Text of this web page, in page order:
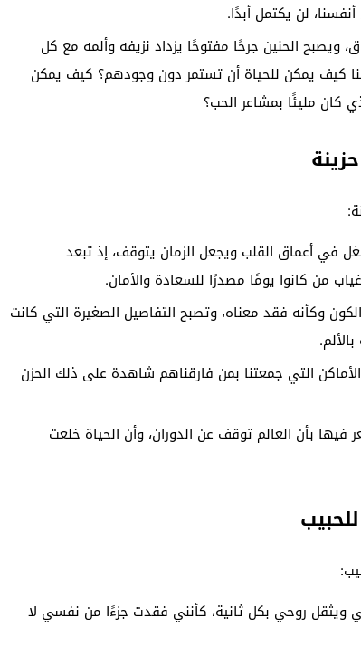
لن يكتمل أبدًا.
ويصبح الحنين جرحًا مفتوحًا يزداد نزيفه وألمه مع كل
كيف يمكن للحياة أن تستمر دون وجودهم؟ كيف يمكن
كان مليئًا بمشاعر الحب؟
في أعماق القلب ويجعل الزمان يتوقف، إذ تبعد
من كانوا يومًا مصدرًا للسعادة والأمان.
وكأنه فقد معناه، وتصبح التفاصيل الصغيرة التي كانت
التي جمعتنا بمن فارقناهم شاهدة على ذلك الحزن
بأن العالم توقف عن الدوران، وأن الحياة خلعت
ويثقل روحي بكل ثانية، كأنني فقدت جزءًا من نفسي لا